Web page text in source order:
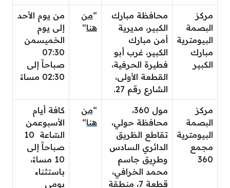
مركز
البصمة
البيومترية
مبارك
الكبير
محافظة مبارك
الكبير، مديرية
أمن مبارك
الكبير، غرب أبو
فطيرة الحرفية،
القطعة الأولى،
الشارع رقم 27.
“من
هنا“
من يوم الأحد
إلى يوم
الخميسمن
07:30
صباحاََ إلى
02:30 مساءََ
مركز
البصمة
البيومترية
مجمع
360
مول 360،
محافظة حولي،
تقاطع الطَريق
الدائري السادس
وطرِيق جاسم
محمد الخرافي،
قِطعة 7، منطقة
“من
هنا“
كافة أيام
الأسبوعمن
السّاعة 10
صباحاََ إلى
10 مساءََ،
باستثناء
يومي